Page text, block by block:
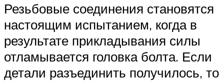
Резьбовые соединения становятся
настоящим испытанием, когда в
результате прикладывания силы
отламывается головка болта. Если
детали разъединить получилось, то